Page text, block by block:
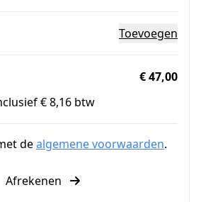
Toevoegen
€ 47,00
€ 8,16 btw
dealgemene voorwaarden.
Afrekenen